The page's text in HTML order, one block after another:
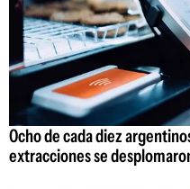
Ocho de cada diez
extracciones se